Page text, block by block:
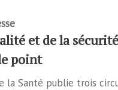
et de la
point
la Santé publie trois